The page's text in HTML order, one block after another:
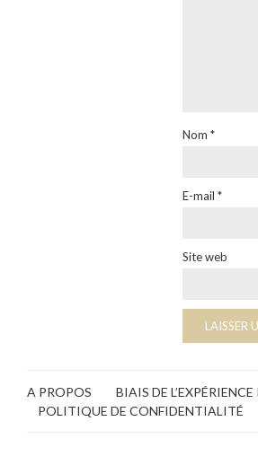
Nom*
E-mail*
Site web
A PROPOS BIAIS DE
POLITIQUE DE CONFIDENTIALITÉ